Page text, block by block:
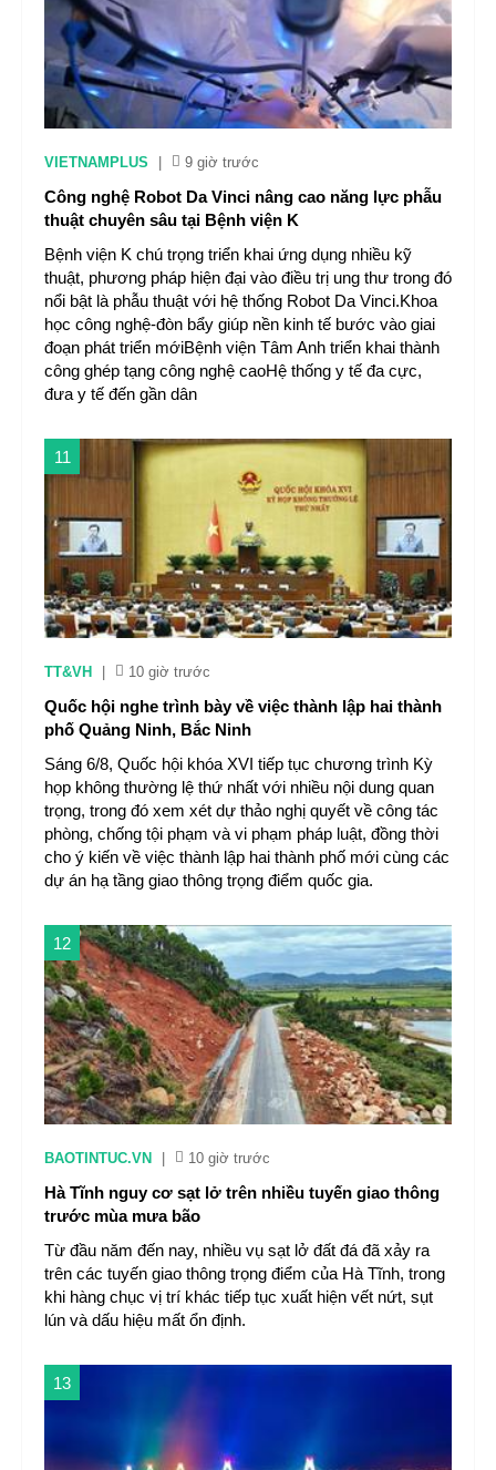
VIETNAMPLUS 9 giờ trước
Công nghệ Robot Da Vinci nâng cao năng lực phẫu
thuật chuyên sâu tại Bệnh viện K
Bệnh viện K chú trọng triển khai ứng dụng nhiều kỹ
thuật, phương pháp hiện đại vào điều trị ung thư trong đó
nổi bật là phẫu thuật với hệ thống Robot Da Vinci.Khoa
học công nghệ-đòn bẩy giúp nền kinh tế bước vào giai
đoạn phát triển mớiBệnh viện Tâm Anh triển khai thành
công ghép tạng công nghệ caoHệ thống y tế đa cực,
đưa y tế đến gần dân
11
TT&VH 10 giờ trước
Quốc hội nghe trình bày về việc thành lập hai thành
phố Quảng Ninh, Bắc Ninh
Sáng 6/8, Quốc hội khóa XVI tiếp tục chương trình Kỳ
họp không thường lệ thứ nhất với nhiều nội dung quan
trọng, trong đó xem xét dự thảo nghị quyết về công tác
phòng, chống tội phạm và vi phạm pháp luật, đồng thời
cho ý kiến về việc thành lập hai thành phố mới cùng các
dự án hạ tầng giao thông trọng điểm quốc gia.
12
BAOTINTUC.VN 10 giờ trước
Hà Tĩnh nguy cơ sạt lở trên nhiều tuyến giao thông
trước mùa mưa bão
Từ đầu năm đến nay, nhiều vụ sạt lở đất đá đã xảy ra
trên các tuyến giao thông trọng điểm của Hà Tĩnh, trong
khi hàng chục vị trí khác tiếp tục xuất hiện vết nứt, sụt
lún và dấu hiệu mất ổn định.
13